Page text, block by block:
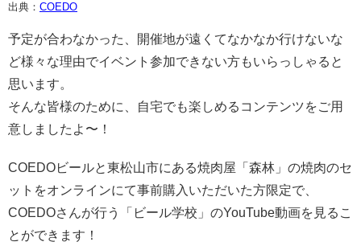
出典： COEDO
予定が合わなかった、開催地が遠くてなかなか行けないな
ど様々な理由でイベント参加できない方もいらっしゃると
思います。
そんな皆様のために、自宅でも楽しめるコンテンツをご用
意しましたよ〜！
COEDOビールと東松山市にある焼肉屋「森林」の焼肉のセ
ットをオンラインにて事前購入いただいた方限定で、
COEDOさんが行う「ビール学校」のYouTube動画を見るこ
とができます！